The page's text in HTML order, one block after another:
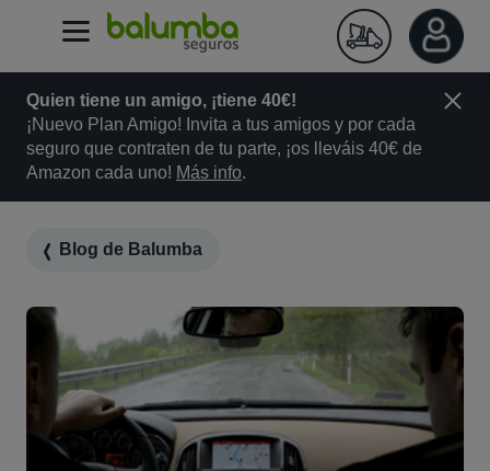
Quien tiene un amigo, ¡tiene 40€!
¡Nuevo Plan Amigo! Invita a tus amigos y por cada
seguro que contraten de tu parte, ¡os lleváis 40€ de
Amazon cada uno! Más info.
Blog de Balumba